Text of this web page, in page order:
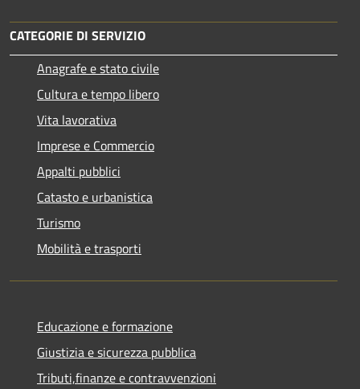
CATEGORIE DI SERVIZIO
Anagrafe e stato civile
Cultura e tempo libero
Vita lavorativa
Imprese e Commercio
Appalti pubblici
Catasto e urbanistica
Turismo
Mobilità e trasporti
Educazione e formazione
Giustizia e sicurezza pubblica
Tributi,finanze e contravvenzioni